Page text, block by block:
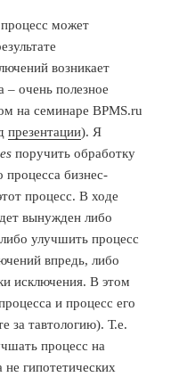
может
возникает
– очень полезное
на семинаре BPMS.ru
презентации). Я
поручить обработку
процесса бизнес-
процесс. В ходе
вынужден либо
улучшить процесс
впредь, либо
исключения. В этом
и процесс его
за тавтологию). Т.е.
процесс на
не гипотетических